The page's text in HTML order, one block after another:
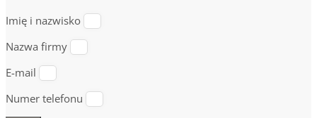
Imię i nazwisko
Nazwa firmy
E-mail
Numer telefonu